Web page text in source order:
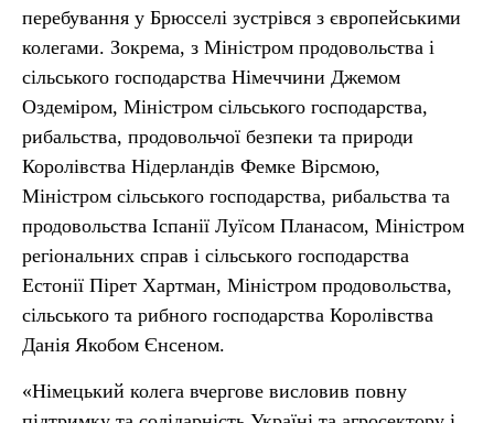
перебування у Брюсселі зустрівся з європейськими
колегами. Зокрема, з Міністром продовольства і
сільського господарства Німеччини Джемом
Оздеміром, Міністром сільського господарства,
рибальства, продовольчої безпеки та природи
Королівства Нідерландів Фемке Вірсмою,
Міністром сільського господарства, рибальства та
продовольства Іспанії Луїсом Планасом, Міністром
регіональних справ і сільського господарства
Естонії Пірет Хартман, Міністром продовольства,
сільського та рибного господарства Королівства
Данія Якобом Єнсеном.
«Німецький колега вчергове висловив повну